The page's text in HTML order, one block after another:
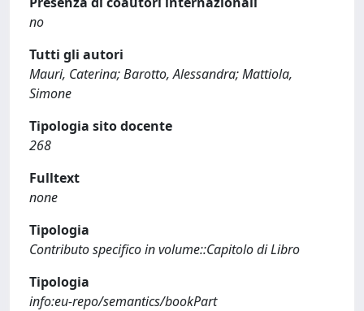
no
Tutti gli autori
Mauri, Caterina; Barotto, Alessandra; Mattiola,
Simone
Tipologia sito docente
268
Fulltext
none
Tipologia
Contributo specifico in volume::Capitolo di Libro
Tipologia
info:eu-repo/semantics/bookPart